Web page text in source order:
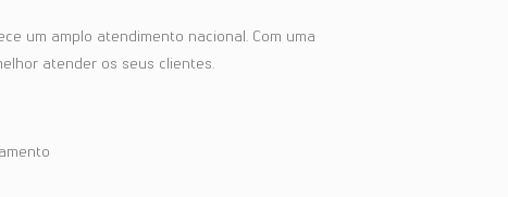
um amplo atendimento nacional. Com uma
atender os seus clientes.